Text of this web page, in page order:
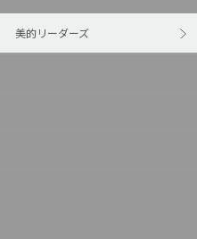
美的リーダーズ